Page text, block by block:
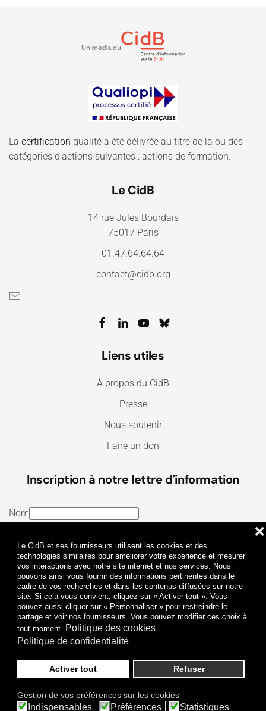
Le CidB et ses fournisseurs utilisent les cookies et des
technologies similaires pour améliorer votre expérience et mesurer
vos interactions avec notre site internet et nos services. Nous
pouvons ainsi vous fournir des informations pertinentes dans le
cadre de vos recherches et dans les contenus diffusées sur notre
site. Si cela vous convient, cliquez sur « Activer tout ». Vous
pouvez aussi cliquer sur « Personnaliser » pour restreindre le
partage et voir nos fournisseurs. Vous pouvez modifier ces choix à
tout moment. Politique des cookies
Politique de confidentialité
Activer tout Refuser
❌
Gestion de vos préférences sur les cookies
Indispensables Préférences Statistiques
La certification qualité a été délivrée au titre de la ou des
catégories d'actions suivantes : actions de formation.
Le CidB
14 rue Jules Bourdais
75017 Paris
01.47.64.64.64
contact@cidb.org
Liens utiles
À propos du CidB
Presse
Nous soutenir
Faire un don
Inscription à notre lettre d'information
Nom
J’ai lu et j’accepte lesTermes et conditionset la
Politique de confidentialité
Je m'abonne
© 2009-2026 CidB. Tous droits réservés.